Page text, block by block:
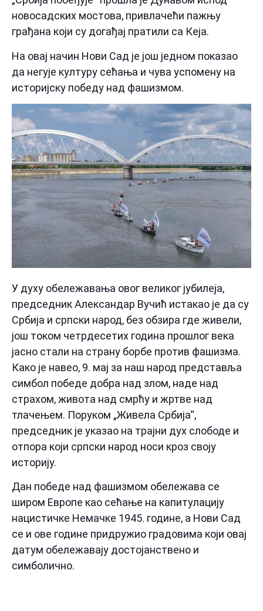
новосадских мостова, привлачећи пажњу
грађана који су догађај пратили са Кеја.
На овај начин Нови Сад је још једном показао
да негује културу сећања и чува успомену на
историјску победу над фашизмом.
У духу обележавања овог великог јубилеја,
председник Александар Вучић истакао је да су
Србија и српски народ, без обзира где живели,
још током четрдесетих година прошлог века
јасно стали на страну борбе против фашизма.
Како је навео, 9. мај за наш народ представља
симбол победе добра над злом, наде над
страхом, живота над смрћу и жртве над
тлачењем. Поруком „Живела Србија“,
председник је указао на трајни дух слободе и
отпора који српски народ носи кроз своју
историју.
Дан победе над фашизмом обележава се
широм Европе као сећање на капитулацију
нацистичке Немачке 1945. године, а Нови Сад
се и ове године придружио градовима који овај
датум обележавају достојанствено и
симболично.